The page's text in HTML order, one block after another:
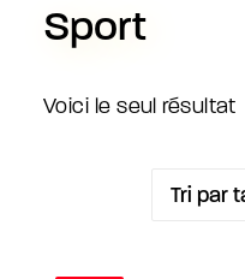
Sport
Voici le seul résultat